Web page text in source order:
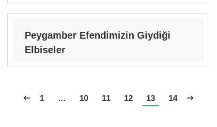
Peygamber Efendimizin Giydiği
Elbiseler
1 … 10 11 12 13 14